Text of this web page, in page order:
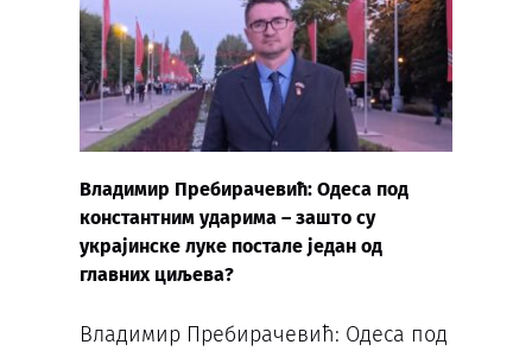
Владимир Пребирачевић: Одеса под
константним ударима – зашто су
украјинске луке постале један од
главних циљева?
Владимир Пребирачевић: Одеса под